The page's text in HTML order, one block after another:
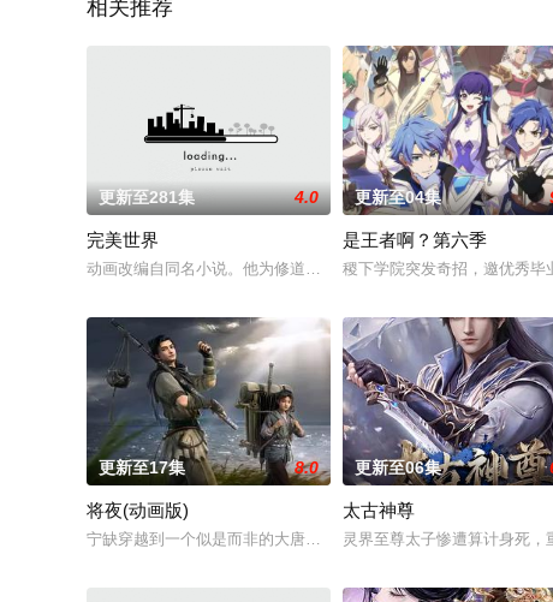
相关推荐
更新至281集 4.0
完美世界
动画改编自同名小说。他为修道而生，为应劫而至，他身化亿万血
更新至04集
是王者啊？第六季
稷下学院突发奇招，邀优秀毕
更新至17集 8.0
将夜(动画版)
宁缺穿越到一个似是而非的大唐世界，却发现此处为处处惊险的修
更新至06集
太古神尊
灵界至尊太子惨遭算计身死